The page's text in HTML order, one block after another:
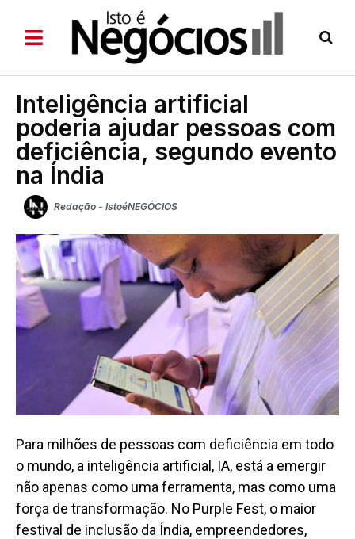
Inteligência artificial
poderia ajudar pessoas com
deficiência, segundo evento
na Índia
Redação - IstoéNEGÓCIOS
Para milhões de pessoas com deficiência em todo
o mundo, a inteligência artificial, IA, está a emergir
não apenas como uma ferramenta, mas como uma
força de transformação. No Purple Fest, o maior
festival de inclusão da Índia, empreendedores,